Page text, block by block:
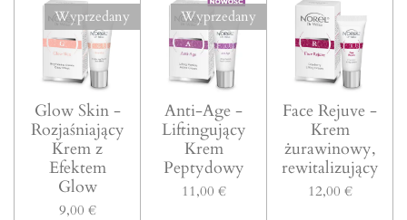
Wyprzedany
Glow Skin -
Rozjaśniający
Krem z
Efektem
Glow
9,00 €
Wyprzedany
Anti-Age -
Liftingujący
Krem
Peptydowy
11,00 €
Face Rejuve -
Krem
żurawinowy,
rewitalizujący
12,00 €